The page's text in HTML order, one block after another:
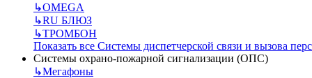
↳OMEGA
↳RU БЛЮЗ
↳ТРОМБОН
Показать все Системы диспетчерской связи и вызова
Системы охрано-пожарной сигнализации (ОПС)
↳Мегафоны